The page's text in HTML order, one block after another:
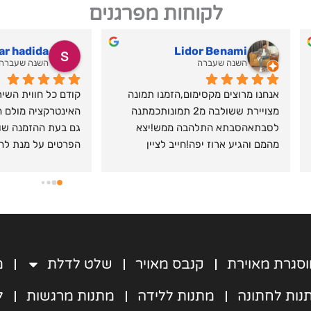
לקוחות מפרגנים
גלי שמש
השנה שעברה
מקום מדהים! השירות מושלם אנושי בול
מתאים לרצון של הלקוח ,התמונות יצאו
מהממות ממש התלהבנו ואין ספק
שנעשה עוד וממליצה ממש!היה יחס
נטע ל
השנה שעברה
מאוירת קנבס מאויר שלט לדלת
לחתונה מתנות ללידה מתנות מרגשות